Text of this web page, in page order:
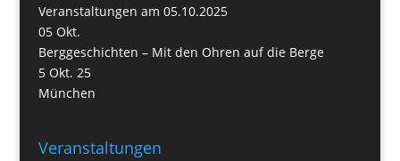
Veranstaltungen am 05.10.2025
05 Okt.
Berggeschichten – Mit den Ohren auf die Berge
5 Okt. 25
München
Veranstaltungen